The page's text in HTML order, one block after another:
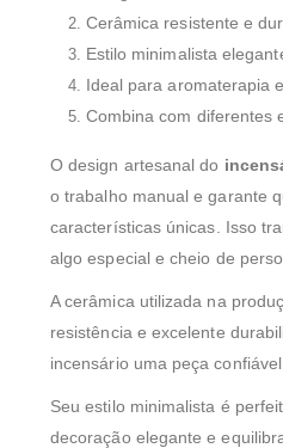
Cerâmica resistente e
Estilo minimalista
Ideal para aromaterapia
Combina com diferentes
O design artesanal do
o trabalho manual e garante
características únicas. Isso
algo especial e cheio de
A cerâmica utilizada na
resistência e excelente
incensário uma peça
Seu estilo minimalista é
decoração elegante e